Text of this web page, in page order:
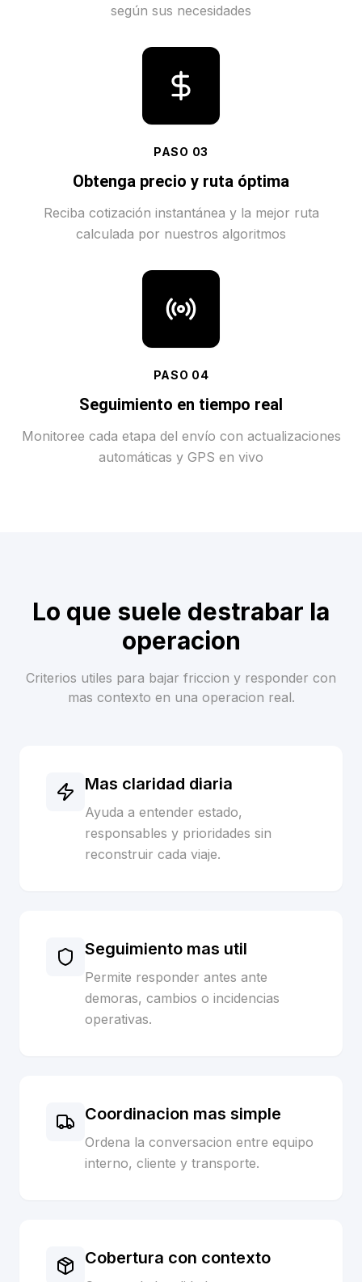
según sus necesidades
PASO 03
Obtenga precio y ruta óptima
Reciba cotización instantánea y la mejor ruta
calculada por nuestros algoritmos
PASO 04
Seguimiento en tiempo real
Monitoree cada etapa del envío con actualizaciones
automáticas y GPS en vivo
Lo que suele destrabar la
operacion
Criterios utiles para bajar friccion y responder con
mas contexto en una operacion real.
Mas claridad diaria
Ayuda a entender estado,
responsables y prioridades sin
reconstruir cada viaje.
Seguimiento mas util
Permite responder antes ante
demoras, cambios o incidencias
operativas.
Coordinacion mas simple
Ordena la conversacion entre equipo
interno, cliente y transporte.
Cobertura con contexto